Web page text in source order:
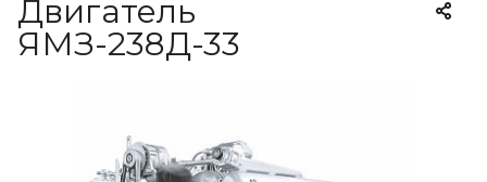
Двигатель
ЯМЗ-238Д-33